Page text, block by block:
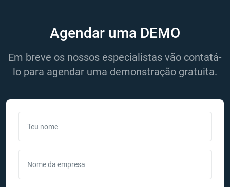
Agendar uma DEMO
Em breve os nossos especialistas vão contatá-
lo para agendar uma demonstração gratuita.
Teu nome
Nome da empresa